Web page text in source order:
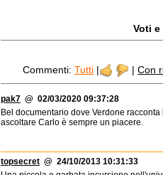
Voti
Commenti: Tutti | | Con
pak7 @ 02/03/2020 09:37:28
Bel documentario dove Verdone
ascoltare Carlo è sempre un piacere.
topsecret @ 24/10/2013 10:31:33